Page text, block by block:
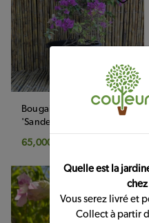
Quelle est la
chez
Vous serez livré et
Collect à partir
&
Idées
Contact
Bougainvillea glabra
'Sanderiana' BL
65,000 DT